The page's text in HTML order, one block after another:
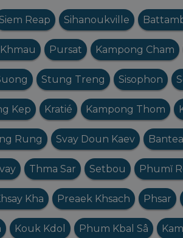
Reap Sihanoukville
Pursat Kampong Cham
Stung Treng Sisophon
Kep Kratié Kampong Thom
Rung Svay Doun Kaev
Thma Sar Setbou Phumĭ
Kha Preaek Khsach Phsar
Kouk Kdol Phum Kbal Sâ